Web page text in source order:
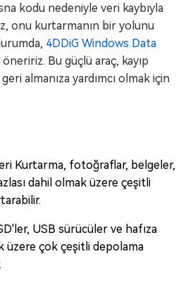
kodu nedeniyle veri kaybıyla
onu kurtarmanın bir yolunu
4DDiG Windows Data
öneririz. Bu güçlü araç, kayıp
almanıza yardımcı olmak için
Kurtarma, fotoğraflar, belgeler,
dahil olmak üzere çeşitli
USB sürücüler ve hafıza
üzere çok çeşitli depolama